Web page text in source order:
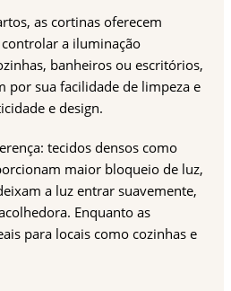
as cortinas oferecem
a iluminação
banheiros ou escritórios,
por sua facilidade de limpeza e
e design.
tecidos densos como
maior bloqueio de luz,
a luz entrar suavemente,
Enquanto as
para locais como cozinhas e